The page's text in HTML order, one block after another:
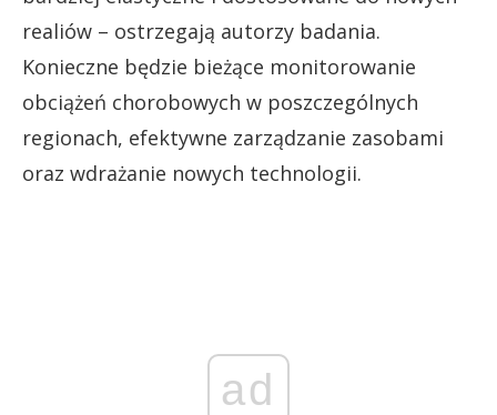
realiów – ostrzegają autorzy badania.
Konieczne będzie bieżące monitorowanie
obciążeń chorobowych w poszczególnych
regionach, efektywne zarządzanie zasobami
oraz wdrażanie nowych technologii.
ad